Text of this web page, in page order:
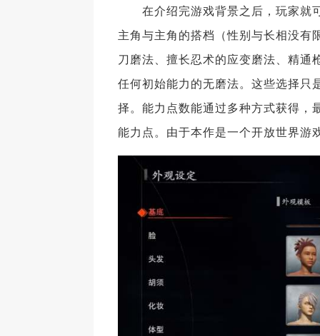
在介绍完游戏背景之后，玩家就
主角与主角的搭档（性别与长相没有
刀磨法、擅长忍术的应变磨法、精
任何初始能力的无磨法。这些选择只
择。能力点数能通过多种方式获得，
能力点。由于本作是一个开放世界游